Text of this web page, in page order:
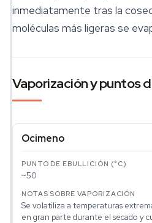
inmediatamente tras la
moléculas más ligeras se
Vaporización y puntos
Ocimeno
~50
Se volatiliza a temperaturas
en gran parte durante el secado y